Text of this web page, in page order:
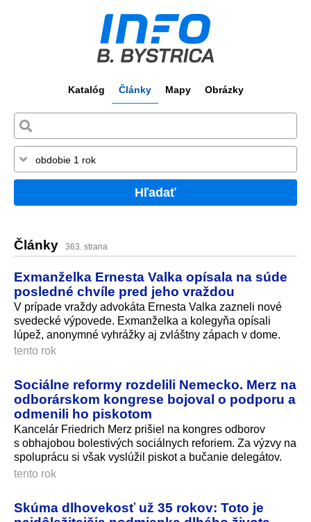
Katalóg Články Mapy Obrázky
Hľadať
Články 363. strana
Exmanželka Ernesta Valka opísala na súde
posledné chvíle pred jeho vraždou
V prípade vraždy advokáta Ernesta Valka zazneli nové
svedecké výpovede. Exmanželka a kolegyňa opísali
lúpež, anonymné vyhrážky aj zvláštny zápach v dome.
tento rok
Sociálne reformy rozdelili Nemecko. Merz na
odborárskom kongrese bojoval o podporu a
odmenili ho piskotom
Kancelár Friedrich Merz prišiel na kongres odborov
s obhajobou bolestivých sociálnych reforiem. Za výzvy na
spoluprácu si však vyslúžil piskot a bučanie delegátov.
tento rok
Skúma dlhovekosť už 35 rokov: Toto je